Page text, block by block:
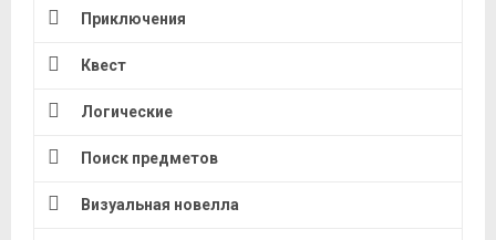
Приключения
Квест
Логические
Поиск предметов
Визуальная новелла